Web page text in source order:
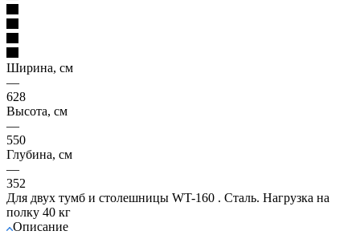
Ширина, см
—
628
Высота, см
—
550
Глубина, см
—
352
Для двух тумб и столешницы WT-160 . Сталь. Нагрузка на
полку 40 кг
Описание